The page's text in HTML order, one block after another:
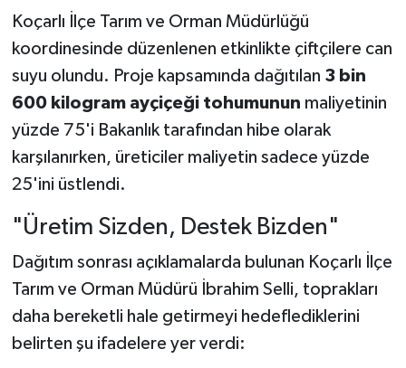
Koçarlı İlçe Tarım ve Orman Müdürlüğü
koordinesinde düzenlenen etkinlikte çiftçilere can
suyu olundu. Proje kapsamında dağıtılan 3 bin
600 kilogram ayçiçeği tohumunun maliyetinin
yüzde 75'i Bakanlık tarafından hibe olarak
karşılanırken, üreticiler maliyetin sadece yüzde
25'ini üstlendi.
"Üretim Sizden, Destek Bizden"
Dağıtım sonrası açıklamalarda bulunan Koçarlı İlçe
Tarım ve Orman Müdürü İbrahim Selli, toprakları
daha bereketli hale getirmeyi hedeflediklerini
belirten şu ifadelere yer verdi: